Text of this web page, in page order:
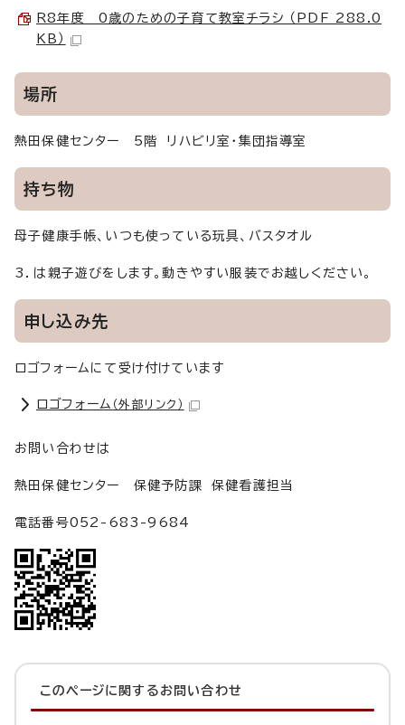
R8年度 0歳のための子育て教室チラシ （PDF 288.0
KB）
場所
熱田保健センター 5階 リハビリ室・集団指導室
持ち物
母子健康手帳、いつも使っている玩具、バスタオル
3．は親子遊びをします。動きやすい服装でお越しください。
申し込み先
ロゴフォームにて受け付けています
ロゴフォーム （外部リンク）
お問い合わせは
熱田保健センター 保健予防課 保健看護担当
電話番号052-683-9684
このページに関する お問い合わせ